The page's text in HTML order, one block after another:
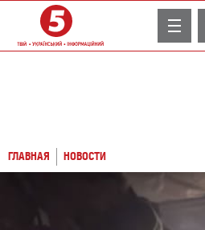
ГЛАВНАЯ НОВОСТИ